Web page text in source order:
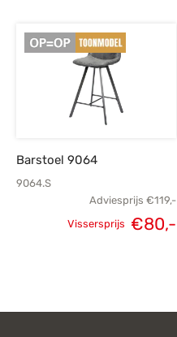
Barstoel 9064
9064.S
Adviesprijs €119,-
Vissersprijs €80,-